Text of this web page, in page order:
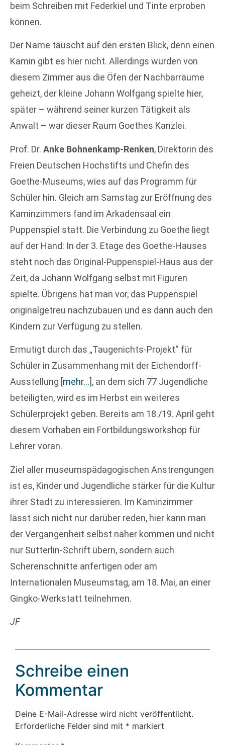
beim Schreiben mit Federkiel und Tinte erproben
können.
Der Name täuscht auf den ersten Blick, denn einen
Kamin gibt es hier nicht. Allerdings wurden von
diesem Zimmer aus die Öfen der Nachbarräume
geheizt, der kleine Johann Wolfgang spielte hier,
später – während seiner kurzen Tätigkeit als
Anwalt – war dieser Raum Goethes Kanzlei.
Prof. Dr. Anke Bohnenkamp-Renken, Direktorin des
Freien Deutschen Hochstifts und Chefin des
Goethe-Museums, wies auf das Programm für
Schüler hin. Gleich am Samstag zur Eröffnung des
Kaminzimmers fand im Arkadensaal ein
Puppenspiel statt. Die Verbindung zu Goethe liegt
auf der Hand: In der 3. Etage des Goethe-Hauses
steht noch das Original-Puppenspiel-Haus aus der
Zeit, da Johann Wolfgang selbst mit Figuren
spielte. Übrigens hat man vor, das Puppenspiel
originalgetreu nachzubauen und es dann auch den
Kindern zur Verfügung zu stellen.
Ermutigt durch das „Taugenichts-Projekt“ für
Schüler in Zusammenhang mit der Eichendorff-
Ausstellung [mehr…], an dem sich 77 Jugendliche
beteiligten, wird es im Herbst ein weiteres
Schülerprojekt geben. Bereits am 18./19. April geht
diesem Vorhaben ein Fortbildungsworkshop für
Lehrer voran.
Ziel aller museumspädagogischen Anstrengungen
ist es, Kinder und Jugendliche stärker für die Kultur
ihrer Stadt zu interessieren. Im Kaminzimmer
lässt sich nicht nur darüber reden, hier kann man
der Vergangenheit selbst näher kommen und nicht
nur Sütterlin-Schrift übern, sondern auch
Scherenschnitte anfertigen oder am
Internationalen Museumstag, am 18. Mai, an einer
Gingko-Werkstatt teilnehmen.
JF
Schreibe einen
Kommentar
Deine E-Mail-Adresse wird nicht veröffentlicht.
Erforderliche Felder sind mit * markiert